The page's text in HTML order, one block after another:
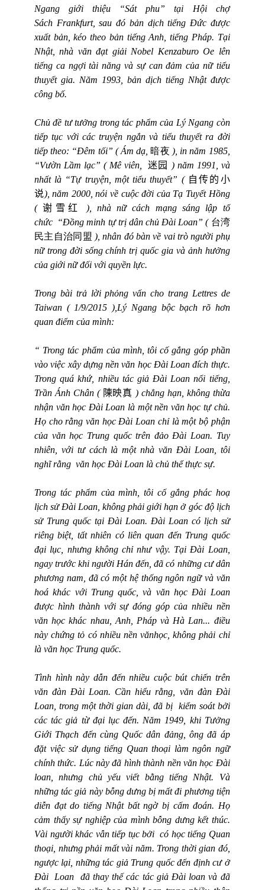
Ngang giới thiệu “Sát phu” tại Hội chợ
Sách Frankfurt,sau đó bản dịch tiếng Đức được
xuất bản, kéo theo bản tiếng Anh, tiếng Pháp. Tại
Nhật, nhà văn đạt giải Nobel Kenzaburo Oe lên
tiếng ca ngợi tài năng và sự can đảm của nữ tiểu
thuyết gia. Năm 1993, bản dịch tiếng Nhật được
công bố.
Chủ đề tư tưởng trong tác phẩm của Lý Ngang còn
tiếp tục với các truyện ngắn và tiểu thuyết ra đời
tiếp theo: “Đêm tối” ( Ám dạ, 暗夜 ), in năm 1985,
“Vườn Lầm lạc” ( Mê viên,
迷园
) năm 1991, và
nhất là “Tự truyện, một tiểu thuyết” ( 自传的小
说), năm 2000, nói về cuộc đời của Tạ Tuyết Hồng
(谢雪红
), nhà nữ cách mạng sáng lập tổ
chức “Đồng minh tự trị dân chủ Đài Loan” ( 台湾
民主自治同盟 ), nhân đó bàn về vai trò người phụ
nữ trong đời sống chính trị quốc gia và ảnh hưởng
của giới nữ đối với quyền lực.
Trong bài trả lời phỏng vấn cho trang Lettres de
Taiwan ( 1/9/2015 ),Lý Ngang bộc bạch rõ hơn
quan điểm của mình:
“ Trong tác phẩm của mình, tôi cố gắng góp phần
vào việc xây dựng nền văn học Đài Loan đích thực.
Trong quá khứ, nhiều tác giả Đài Loan nổi tiếng,
Trần Ánh Chân ( 陳映真 ) chẳng hạn, không thừa
nhận văn học Đài Loan là một nền văn học tự chủ.
Họ cho rằng văn học Đài Loan chỉ là một bộ phận
của văn học Trung quốc trên đảo Đài Loan. Tuy
nhiên, với tư cách là một nhà văn Đài Loan, tôi
nghĩ rằng văn học Đài Loan là chủ thể thực sự.
Trong tác phẩm của mình, tôi cố gắng phác hoạ
lịch sử Đài Loan, không phải giới hạn ở góc độ lịch
sử Trung quốc tại Đài Loan. Đài Loan có lịch sử
riêng biệt, tất nhiên có liên quan đến Trung quốc
đại lục, nhưng không chỉ như vậy. Tại Đài Loan,
ngay trước khi người Hán đến, đã có những cư dân
phương nam, đã có một hệ thống ngôn ngữ và văn
hoá khác với Trung quốc, và văn học Đài Loan
được hình thành với sự đóng góp của nhiều nền
văn học khác nhau, Anh, Pháp và Hà Lan... điều
này chứng tỏ có nhiều nền vănhọc, không phải chỉ
là văn học Trung quốc.
Tình hình này dẫn đến nhiều cuộc bút chiến trên
văn đàn Đài Loan. Cần hiểu rằng, văn đàn Đài
Loan, trong một thời gian dài, đã bị
kiểm soát bởi
các tác giả từ đại lục đến. Năm 1949, khi Tưởng
Giới Thạch đến cùng Quốc dân đảng, ông đã áp
đặt việc sử dụng tiếng Quan thoại làm ngôn ngữ
chính thức. Lúc này đã hình thành nền văn học Đài
loan, nhưng chủ yếu viết bằng tiếng Nhật. Và
những tác giả này bỗng dưng bị mất đi phương tiện
diễn đạt do tiếng Nhật bất ngờ bị cấm đoán. Họ
cảm thấy sự nghiệp của mình bỗng dưng kết thúc.
Vài người khác vẫn tiếp tục bởi có học tiếng Quan
thoại, nhưng phải mất vài năm. Trong thời gian đó,
ngược lại, những tác giả Trung quốc đến định cư ở
Đài
Loan
đã thay thế các tác giả Đài loan và đã